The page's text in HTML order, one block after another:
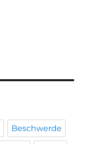
Beschwerde